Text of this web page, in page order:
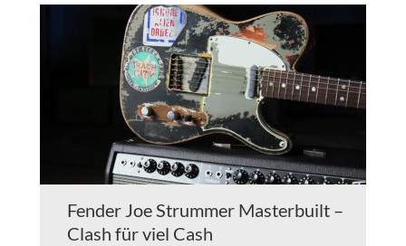
Fender Joe Strummer Masterbuilt –
Clash für viel Cash